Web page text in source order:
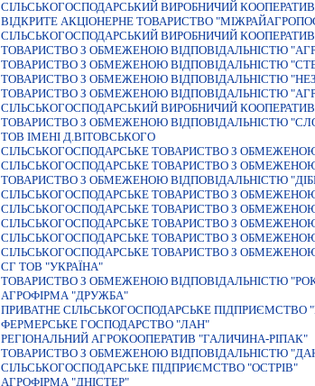
СIЛЬСЬКОГОСПОДАРСЬКИЙ ВИРОБНИЧИЙ
ВIДКРИТЕ АКЦIОНЕРНЕ ТОВАРИСТВО
СIЛЬСЬКОГОСПОДАРСЬКИЙ ВИРОБНИЧИЙ
ТОВАРИСТВО З ОБМЕЖЕНОЮ ВIДПОВIДАЛЬНIСТЮ
ТОВАРИСТВО З ОБМЕЖЕНОЮ ВIДПОВIДАЛЬНIСТЮ
ТОВАРИСТВО З ОБМЕЖЕНОЮ ВІДПОВІДАЛЬНІСТЮ
ТОВАРИСТВО З ОБМЕЖЕНОЮ ВIДПОВIДАЛЬНIСТЮ
СІЛЬСЬКОГОСПОДАРСЬКИЙ ВИРОБНИЧИЙ
ТОВАРИСТВО З ОБМЕЖЕНОЮ ВІДПОВІДАЛЬНІСТЮ
ТОВ ІМЕНІ Д.ВІТОВСЬКОГО
СIЛЬСЬКОГОСПОДАРСЬКЕ ТОВАРИСТВО З
СІЛЬСЬКОГОСПОДАРСЬКЕ ТОВАРИСТВО З
ТОВАРИСТВО З ОБМЕЖЕНОЮ ВIДПОВIДАЛЬНIСТЮ
СIЛЬСЬКОГОСПОДАРСЬКЕ ТОВАРИСТВО З
СIЛЬСЬКОГОСПОДАРСЬКЕ ТОВАРИСТВО З
СІЛЬСЬКОГОСПОДАРСЬКЕ ТОВАРИСТВО З
СІЛЬСЬКОГОСПОДАРСЬКЕ ТОВАРИСТВО З
СІЛЬСЬКОГОСПОДАРСЬКЕ ТОВАРИСТВО З
СГ ТОВ "УКРАЇНА"
ТОВАРИСТВО З ОБМЕЖЕНОЮ ВІДПОВІДАЛЬНІСТЮ
АГРОФIРМА "ДРУЖБА"
ПРИВАТНЕ СIЛЬСЬКОГОСПОДАРСЬКЕ ПIДПРИЄМСТВО
ФЕРМЕРСЬКЕ ГОСПОДАРСТВО "ЛАН"
РЕГІОНАЛЬНИЙ АГРОКООПЕРАТИВ "ГАЛИЧИНА-РІПАК"
ТОВАРИСТВО З ОБМЕЖЕНОЮ ВIДПОВIДАЛЬНIСТЮ
СІЛЬСЬКОГОСПОДАРСЬКЕ ПІДПРИЄМСТВО "ОСТРІВ"
АГРОФIРМА "ДНIСТЕР"